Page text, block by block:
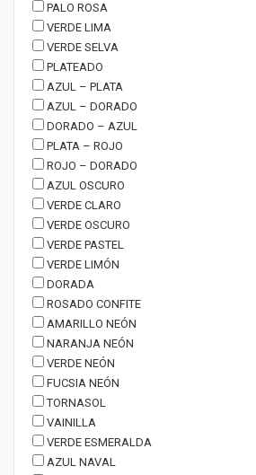
PALO ROSA
VERDE LIMA
VERDE SELVA
PLATEADO
AZUL – PLATA
AZUL – DORADO
DORADO – AZUL
PLATA – ROJO
ROJO – DORADO
AZUL OSCURO
VERDE CLARO
VERDE OSCURO
VERDE PASTEL
VERDE LIMÓN
DORADA
ROSADO CONFITE
AMARILLO NEÓN
NARANJA NEÓN
VERDE NEÓN
FUCSIA NEÓN
TORNASOL
VAINILLA
VERDE ESMERALDA
AZUL NAVAL